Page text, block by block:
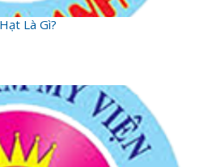
Là Gì?